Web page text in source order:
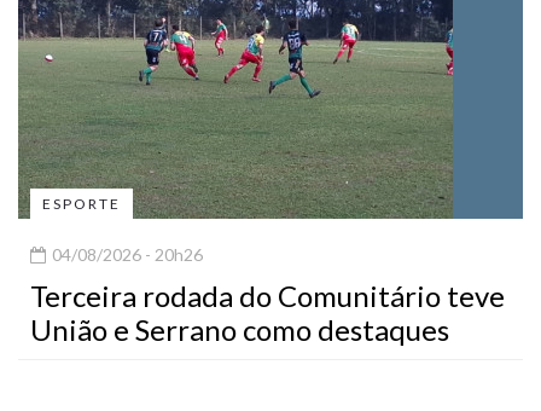
ESPORTE
04/08/2026 - 20h26
Terceira rodada do Comunitário teve
União e Serrano como destaques